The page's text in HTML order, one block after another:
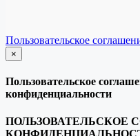
Пользовательское
×
закрыть
Пользовательское
конфиденциальности
ПОЛЬЗОВАТЕЛЬСКОЕ